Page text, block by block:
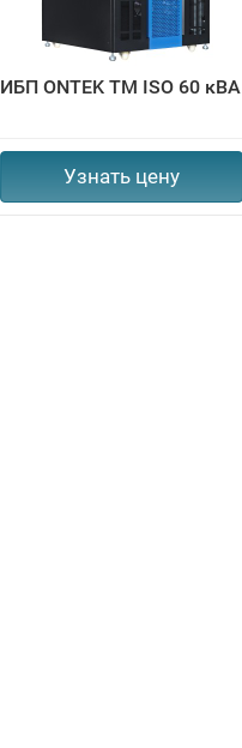
ИБП ONTEK TM ISO 60 кВА
Узнать цену